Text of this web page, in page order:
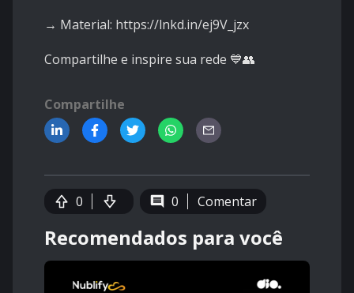
→ Material: https://lnkd.in/ej9V_jzx
Compartilhe e inspire sua rede 💙👥
Compartilhe
0 0 Comentar
Recomendados para você